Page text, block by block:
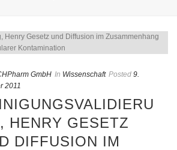
GmbH In Wissenschaft Posted 9.
2011
HENRY GESETZ
DIFFUSION IM